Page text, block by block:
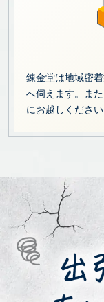
錬金堂は地域密
へ伺えます。ま
にお越しください